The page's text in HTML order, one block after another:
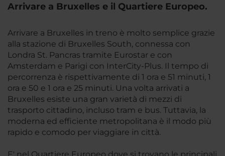
Arrivare a Bruxelles e il Quartiere Europeo.
Arrivare a Bruxelles in treno è molto semplice grazie
alla stazione di Bruxelles South, connessa con
Londra St. Pancras tramite Eurostar e con
Amsterdam e Parigi con InterCity-Plus. Il tempo di
percorrenza è rispettivamente di 1 ora e 51 minuti, 1
ora e 50 e 1 ora e 25 minuti. Una volta arrivati a
Bruxelles esiste una gran varietà di mezzi di
trasporto cittadino, incluso tram e bus. Tuttavia, la
moderna ed efficiente metropolitana è il modo più
rapido e comodo per viaggiare in città.